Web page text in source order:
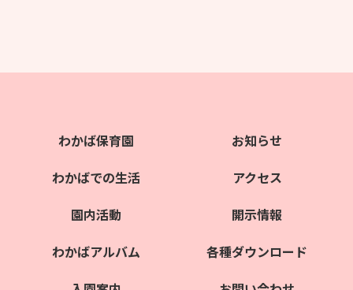
わかば保育園
わかばでの生活
園内活動
わかばアルバム
お知らせ
アクセス
開示情報
各種ダウンロード